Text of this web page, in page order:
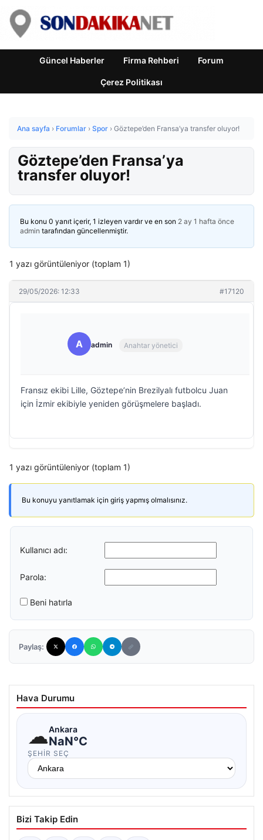
Güncel Haberler Firma Rehberi Forum
Çerez Politikası
Ana sayfa › Forumlar › Spor › Göztepe’den Fransa’ya transfer oluyor!
Göztepe’den Fransa’ya
transfer oluyor!
Bu konu 0 yanıt içerir, 1 izleyen vardır ve en son 2 ay 1 hafta önce
admin tarafından güncellenmiştir.
1 yazı görüntüleniyor (toplam 1)
29/05/2026: 12:33 #17120
A admin Anahtar yönetici
Fransız ekibi Lille, Göztepe’nin Brezilyalı futbolcu Juan
için İzmir ekibiyle yeniden görüşmelere başladı.
1 yazı görüntüleniyor (toplam 1)
Bu konuyu yanıtlamak için giriş yapmış olmalısınız.
Kullanıcı adı:
Parola:
Beni hatırla
Paylaş:
Hava Durumu
☁Ankara
NaN°C
ŞEHIR SEÇ
Bizi Takip Edin